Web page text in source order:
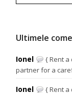
Ultimele
Ionel
{ Rent a
partner for a
Ionel
{ Rent a